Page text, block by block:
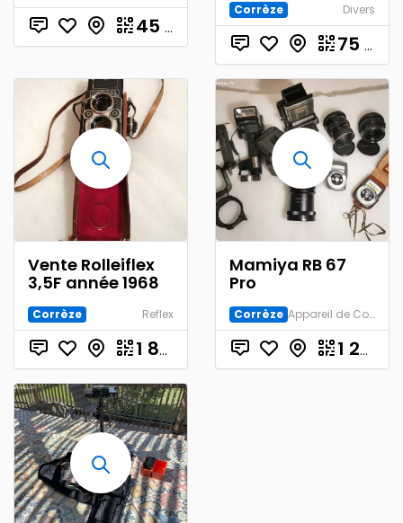
45
Corrèze Divers
75
Vente Rolleiflex
3,5F année 1968
Corrèze Reflex
1 800.00
Mamiya RB 67
Pro
Corrèze Appareil de Collection
1 200.00